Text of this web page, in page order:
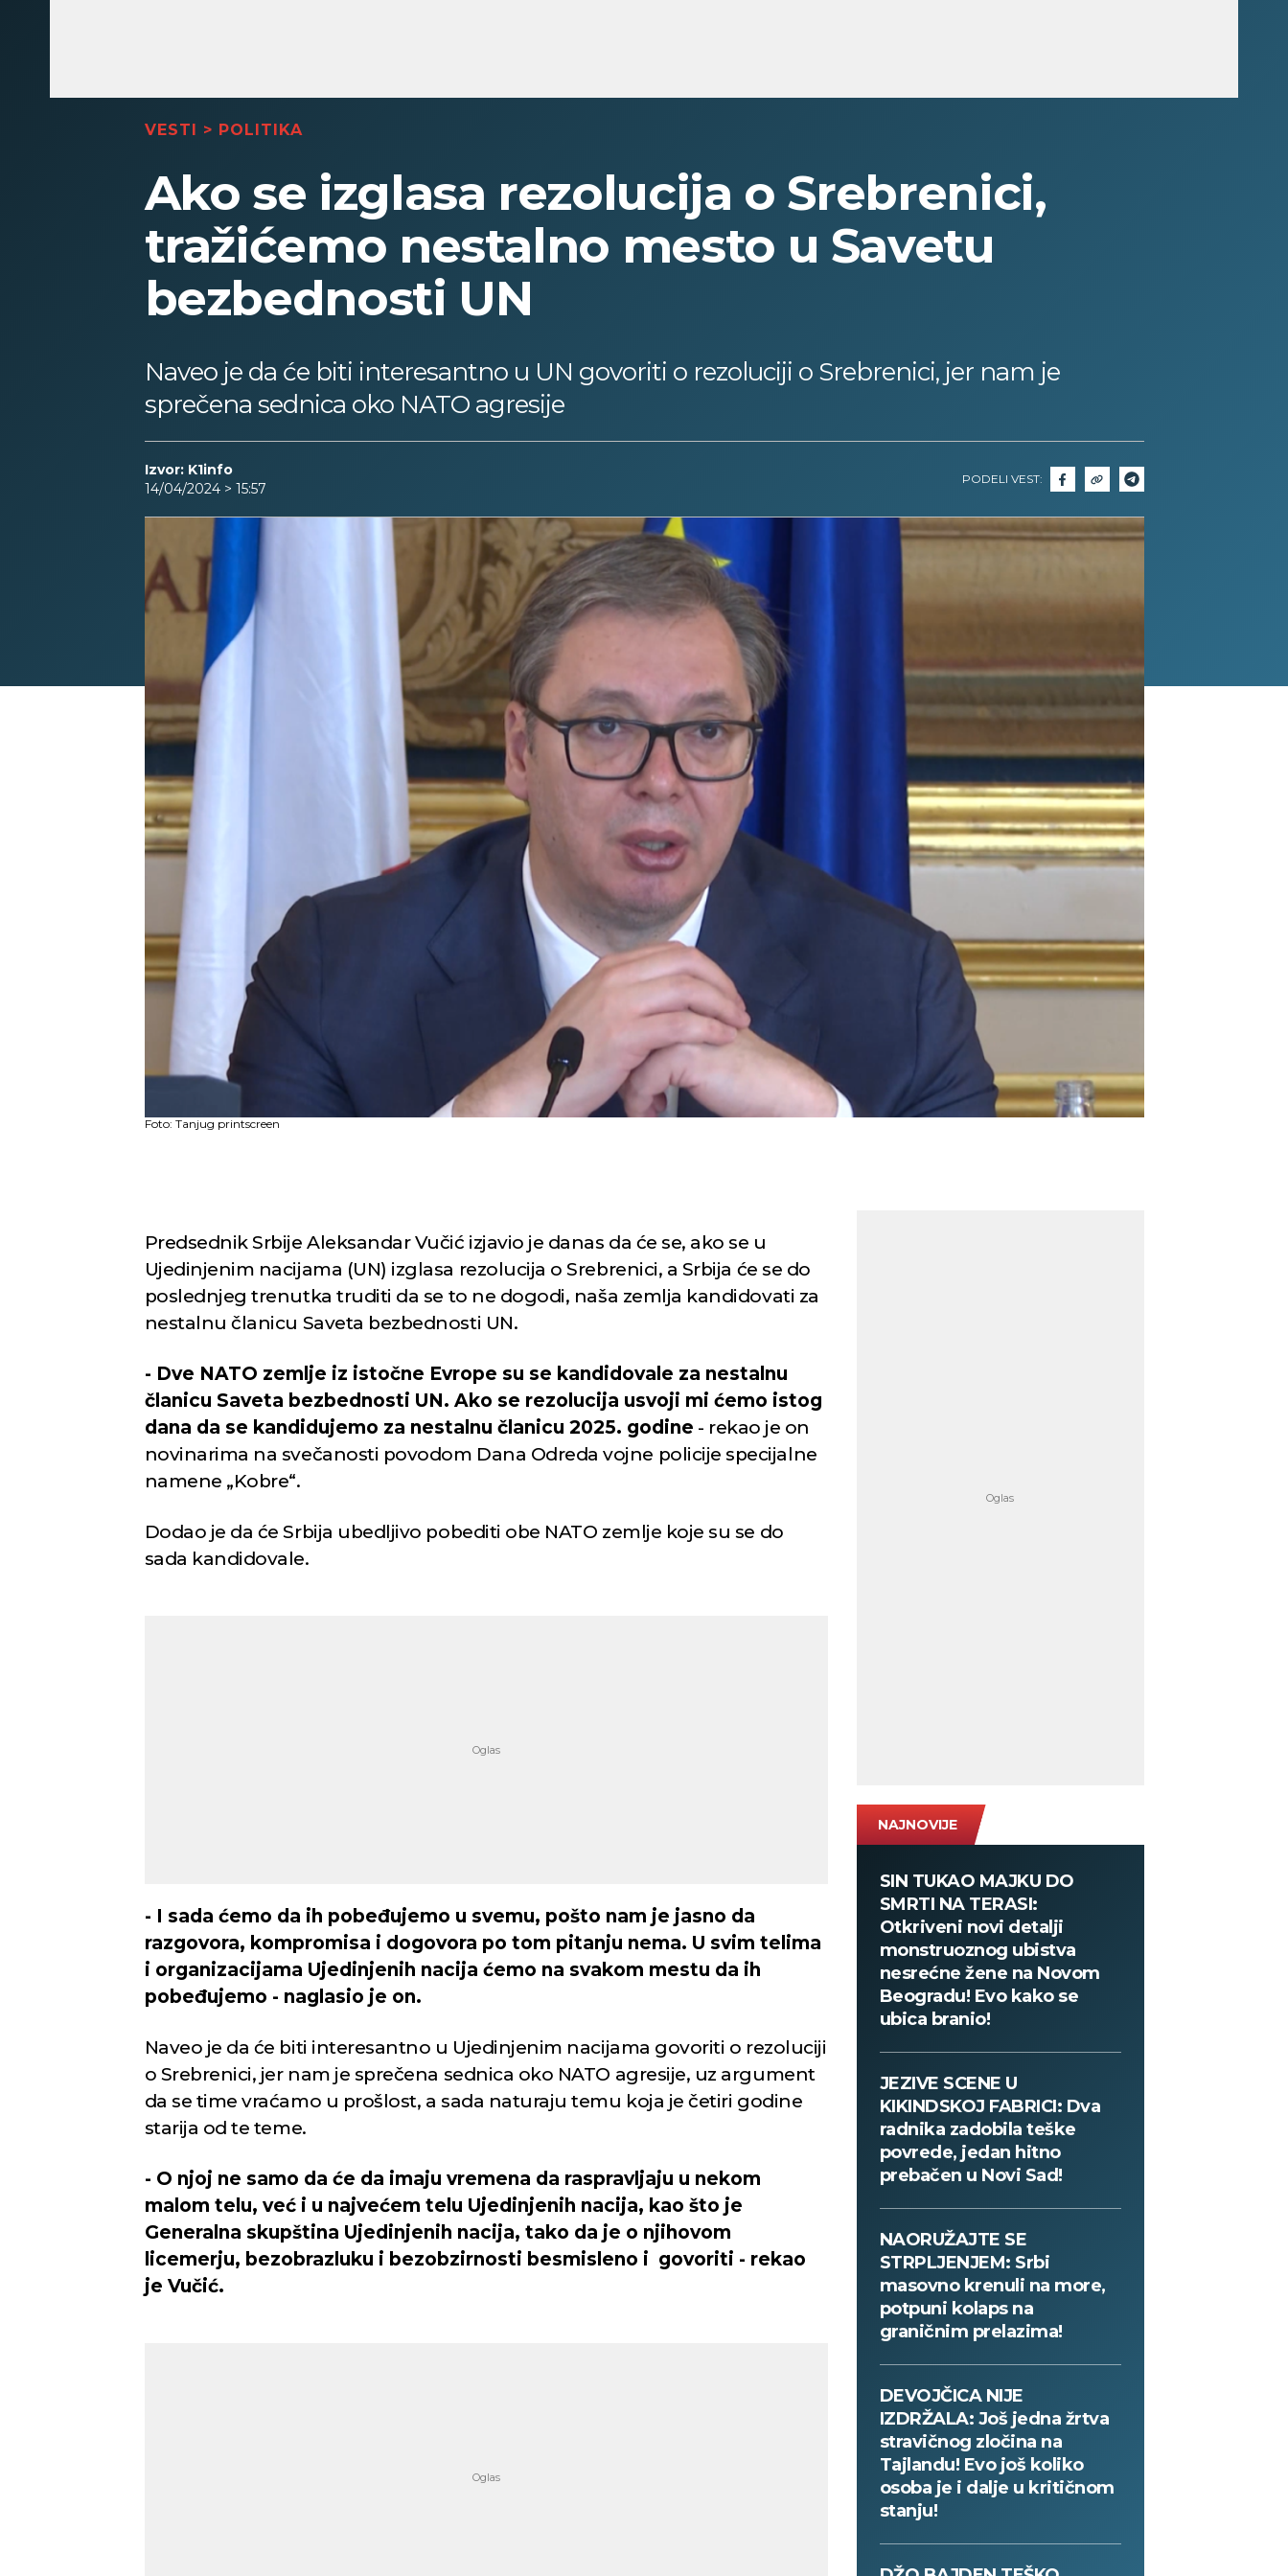
VESTI > POLITIKA
Ako se izglasa rezolucija o Srebrenici,
tražićemo nestalno mesto u Savetu
bezbednosti UN
Naveo je da će biti interesantno u UN govoriti o rezoluciji o Srebrenici, jer nam je
sprečena sednica oko NATO agresije
Izvor: K1info
14/04/2024 > 15:57
PODELI VEST:
Foto: Tanjug printscreen
Predsednik Srbije Aleksandar Vučić izjavio je danas da će se, ako se u
Ujedinjenim nacijama (UN) izglasa rezolucija o Srebrenici, a Srbija će se do
poslednjeg trenutka truditi da se to ne dogodi, naša zemlja kandidovati za
nestalnu članicu Saveta bezbednosti UN.
- Dve NATO zemlje iz istočne Evrope su se kandidovale za nestalnu
članicu Saveta bezbednosti UN. Ako se rezolucija usvoji mi ćemo istog
dana da se kandidujemo za nestalnu članicu 2025. godine - rekao je on
novinarima na svečanosti povodom Dana Odreda vojne policije specijalne
namene „Kobre“.
Dodao je da će Srbija ubedljivo pobediti obe NATO zemlje koje su se do
sada kandidovale.
- I sada ćemo da ih pobeđujemo u svemu, pošto nam je jasno da
razgovora, kompromisa i dogovora po tom pitanju nema. U svim telima
i organizacijama Ujedinjenih nacija ćemo na svakom mestu da ih
pobeđujemo - naglasio je on.
Naveo je da će biti interesantno u Ujedinjenim nacijama govoriti o rezoluciji
o Srebrenici, jer nam je sprečena sednica oko NATO agresije, uz argument
da se time vraćamo u prošlost, a sada naturaju temu koja je četiri godine
starija od te teme.
- O njoj ne samo da će da imaju vremena da raspravljaju u nekom
malom telu, već i u najvećem telu Ujedinjenih nacija, kao što je
Generalna skupština Ujedinjenih nacija, tako da je o njihovom
licemerju, bezobrazluku i bezobzirnosti besmisleno i govoriti - rekao
je Vučić.
NAJNOVIJE
SIN TUKAO MAJKU DO
SMRTI NA TERASI:
Otkriveni novi detalji
monstruoznog ubistva
nesrećne žene na Novom
Beogradu! Evo kako se
ubica branio!
JEZIVE SCENE U
KIKINDSKOJ FABRICI: Dva
radnika zadobila teške
povrede, jedan hitno
prebačen u Novi Sad!
NAORUŽAJTE SE
STRPLJENJEM: Srbi
masovno krenuli na more,
potpuni kolaps na
graničnim prelazima!
DEVOJČICA NIJE
IZDRŽALA: Još jedna žrtva
stravičnog zločina na
Tajlandu! Evo još koliko
osoba je i dalje u kritičnom
stanju!